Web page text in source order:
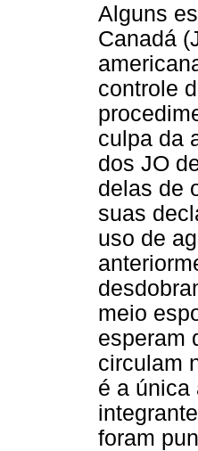
Alguns
Canadá
controle
culpa da
dos JO
delas de
suas
uso de
meio
esperam
circulam
é a única
foram